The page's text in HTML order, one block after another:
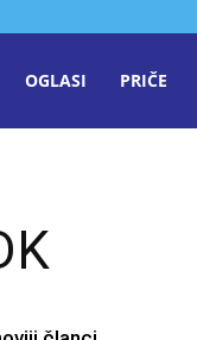
OGLASI PRIČE